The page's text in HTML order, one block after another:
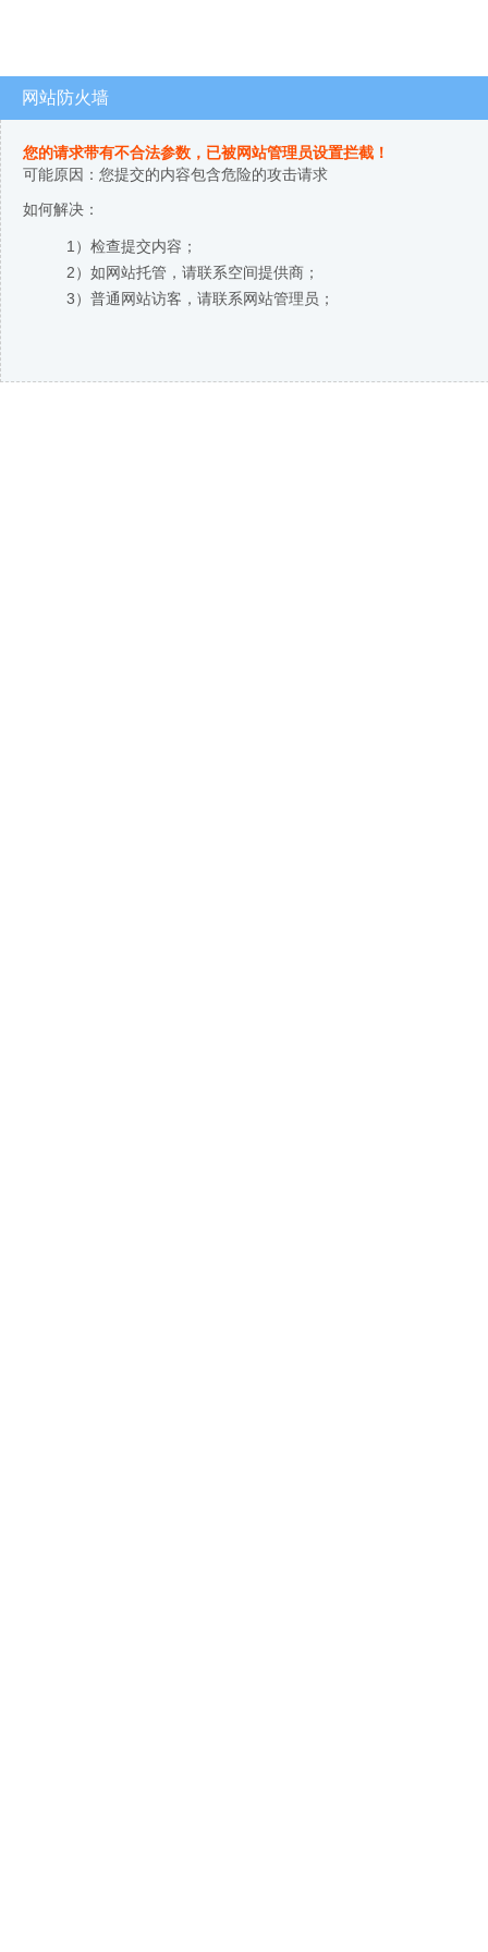
网站防火墙
您的请求带有不合法参数，已被网站管理员设置拦截！
可能原因：您提交的内容包含危险的攻击请求
如何解决：
1）检查提交内容；
2）如网站托管，请联系空间提供商；
3）普通网站访客，请联系网站管理员；